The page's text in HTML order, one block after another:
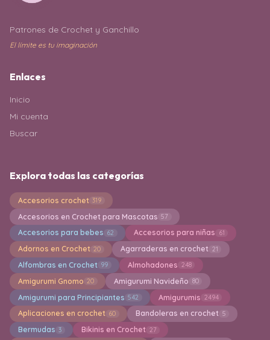
Patrones de Crochet y Ganchillo
El límite es tu imaginación
Enlaces
Inicio
Mi cuenta
Buscar
Explora todas las categorías
Accesorios crochet 319
Accesorios en Crochet para Mascotas 57
Accesorios para bebes 62 Accesorios para niñas 61
Adornos en Crochet 20 Agarraderas en crochet 21
Alfombras en Crochet 99 Almohadones 248
Amigurumi Gnomo 20 Amigurumi Navideño 80
Amigurumi para Principiantes 542 Amigurumis 2494
Aplicaciones en crochet 60 Bandoleras en crochet 5
Bermudas 3 Bikinis en Crochet 27